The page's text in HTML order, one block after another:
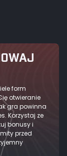
form
otwieranie
gra powinna
Korzystaj ze
bonusy i
przed